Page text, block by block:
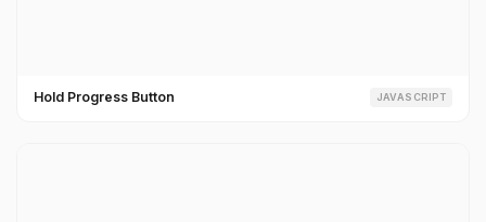
Hold Progress Button JAVASCRIPT